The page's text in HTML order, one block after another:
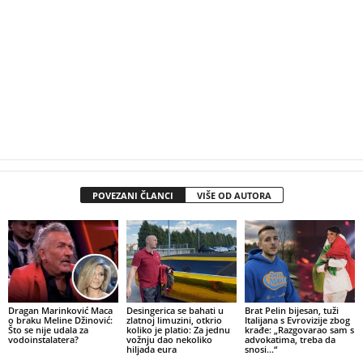
POVEZANI ČLANCI VIŠE OD AUTORA
Dragan Marinković Maca
o braku Meline Džinović:
Što se nije udala za
vodoinstalatera?
Desingerica se bahati u
zlatnoj limuzini, otkrio
koliko je platio: Za jednu
vožnju dao nekoliko
hiljada eura
Brat Pelin bijesan, tuži
Italijana s Evrovizije zbog
krađe: „Razgovarao sam s
advokatima, treba da
snosi…“